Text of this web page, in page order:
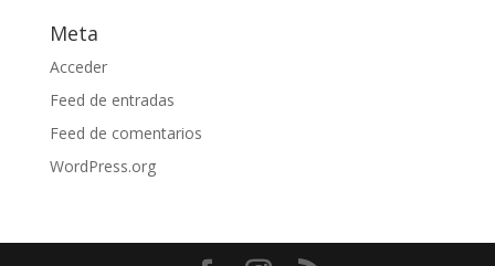
Meta
Acceder
Feed de entradas
Feed de comentarios
WordPress.org